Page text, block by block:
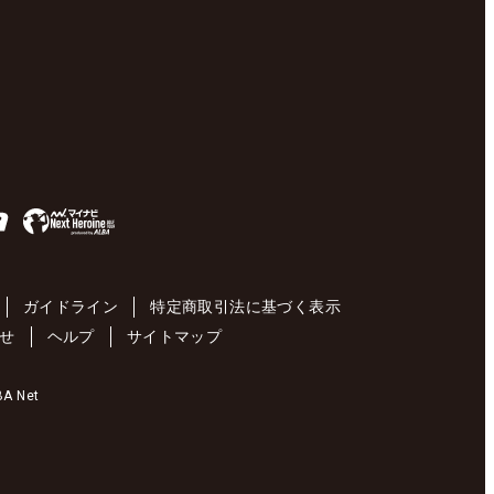
ガイドライン
特定商取引法に基づく表示
ヘルプ サイトマップ
Net